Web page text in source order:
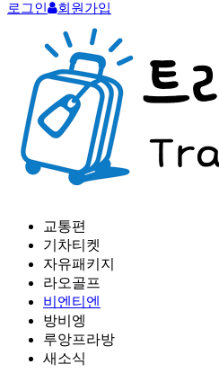
로그인 회원가입
교통편
기차티켓
자유패키지
라오골프
비엔티엔
방비엥
루앙프라방
새소식